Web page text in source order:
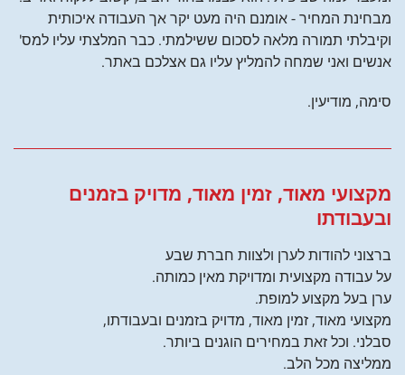
מבחינת המחיר - אומנם היה מעט יקר אך העבודה איכותית
וקיבלתי תמורה מלאה לסכום ששילמתי. כבר המלצתי עליו למס'
אנשים ואני שמחה להמליץ עליו גם אצלכם באתר.
סימה, מודיעין.
מקצועי מאוד, זמין מאוד, מדויק בזמנים
ובעבודתו
ברצוני להודות לערן ולצוות חברת שבע
על עבודה מקצועית ומדויקת מאין כמותה.
ערן בעל מקצוע למופת.
מקצועי מאוד, זמין מאוד, מדויק בזמנים ובעבודתו,
סבלני. וכל זאת במחירים הוגנים ביותר.
ממליצה מכל הלב.